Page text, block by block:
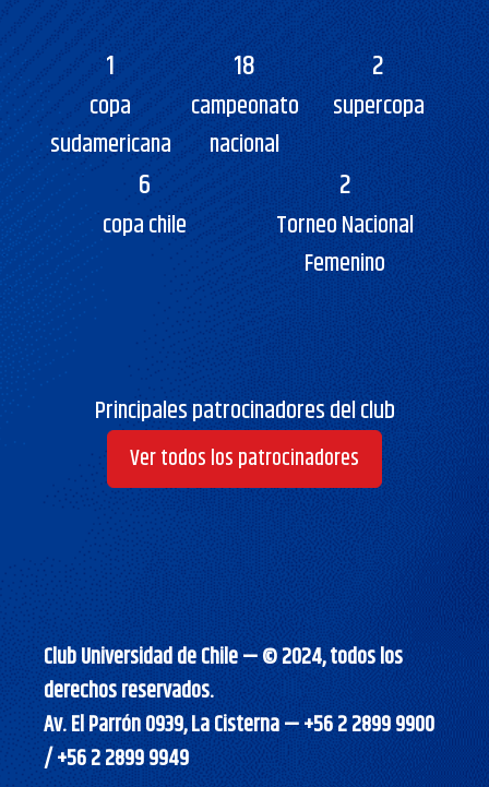
1
copa
sudamericana
18
campeonato
nacional
2
supercopa
6
copa chile
2
Torneo Nacional
Femenino
Principales patrocinadores del club
Ver todos los patrocinadores
Club Universidad de Chile — © 2024, todos los
derechos reservados.
Av. El Parrón 0939, La Cisterna — +56 2 2899 9900
/ +56 2 2899 9949